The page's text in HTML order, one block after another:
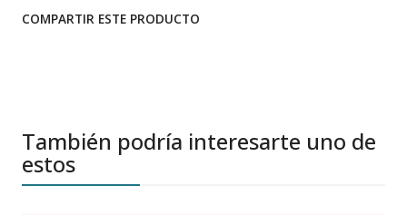
COMPARTIR ESTE PRODUCTO
También podría interesarte uno de
estos